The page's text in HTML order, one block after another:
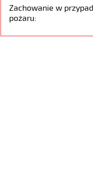
Zachowanie w
pożaru: